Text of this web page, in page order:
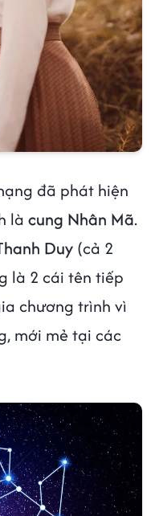
đã phát hiện
là cung Nhân Mã.
Duy (cả 2
là 2 cái tên tiếp
chương trình vì
mới mẻ tại các